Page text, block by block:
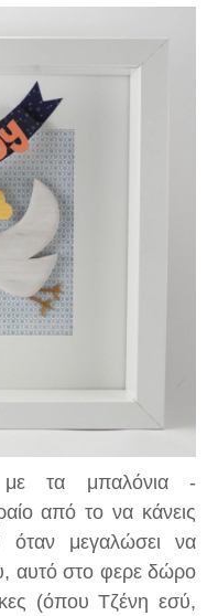
τα μπαλόνια -
από το να κάνεις
μεγαλώσει να
αυτό στο φερε δώρο
(όπου Τζένη εσύ,